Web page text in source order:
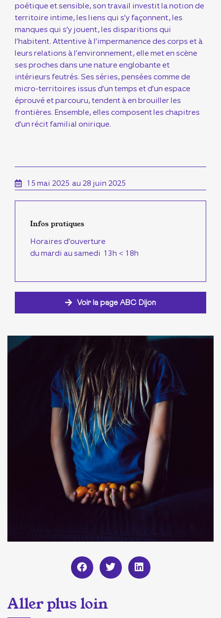
poétique et sensible, son travail investit la notion de
territoire intime, les liens qui s’y façonnent, les
manques qui s’y jouent, les disparitions qui
l’habitent. Attentive à l’impermanence des corps et à
leurs relations à l’environnement, elle met en scène
ses proches dans une nature englobante et
intérieurs feutrés. Ses séries, pensées comme de
micro-territoires issus d’un temps et d’un espace
éprouvé et parcouru, tendent à en brouiller les
frontières. Ensemble, elles composent les chapitres
d’un récit familial onirique.
15 mai 2025 au 28 juin 2025
Infos pratiques
Horaires d'ouverture
du mardi au samedi 13h < 18h
Voir la page ABC Dijon